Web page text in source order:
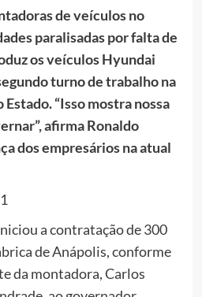
de veículos no
paralisadas por falta de
os veículos Hyundai
turno de trabalho na
“Isso mostra nossa
afirma Ronaldo
dos empresários na atual
a contratação de 300
de Anápolis, conforme
da montadora, Carlos